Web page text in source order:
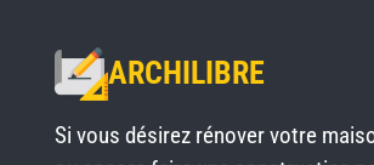
ARCHILIBRE
Si vous désirez rénover votre